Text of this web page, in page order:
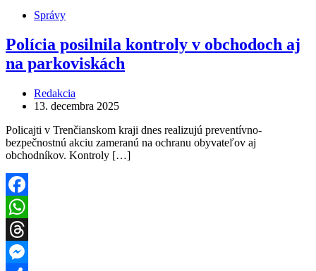
Správy
Polícia posilnila kontroly v obchodoch aj
na parkoviskách
Redakcia
13. decembra 2025
Policajti v Trenčianskom kraji dnes realizujú preventívno-
bezpečnostnú akciu zameranú na ochranu obyvateľov aj
obchodníkov. Kontroly […]
Facebook
WhatsApp
Threads